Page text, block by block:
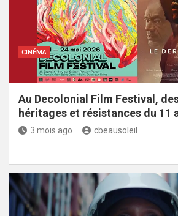
CINÉMA
Au Decolonial Film Festival,
héritages et résistances du 11
3 mois ago cbeausoleil